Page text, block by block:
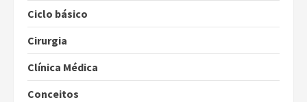
Ciclo básico
Cirurgia
Clínica Médica
Conceitos